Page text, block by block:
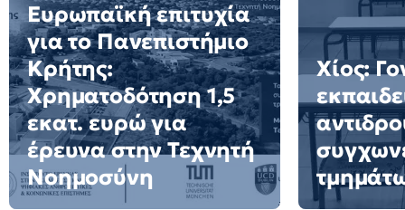
Ευρωπαϊκή επιτυχία
για το Πανεπιστήμιο
Κρήτης:
Χρηματοδότηση 1,5
εκατ. ευρώ για
έρευνα στην Τεχνητή
Νοημοσύνη
Χίος: